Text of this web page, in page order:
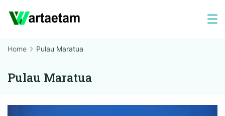
Home Pulau Maratua
Pulau Maratua